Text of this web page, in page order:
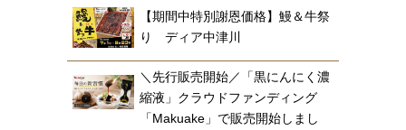
【期間中特別謝恩価格】鰻＆牛祭
り ディア中津川
＼先行販売開始／「黒にんにく濃
縮液」クラウドファンディング
「Makuake」で販売開始しまし